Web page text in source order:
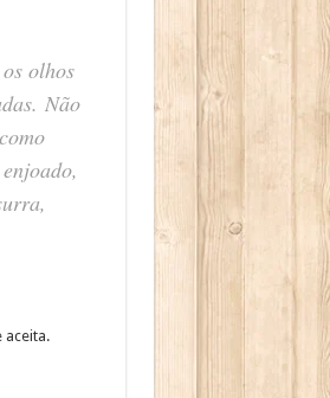
olhos
Não
aceita.